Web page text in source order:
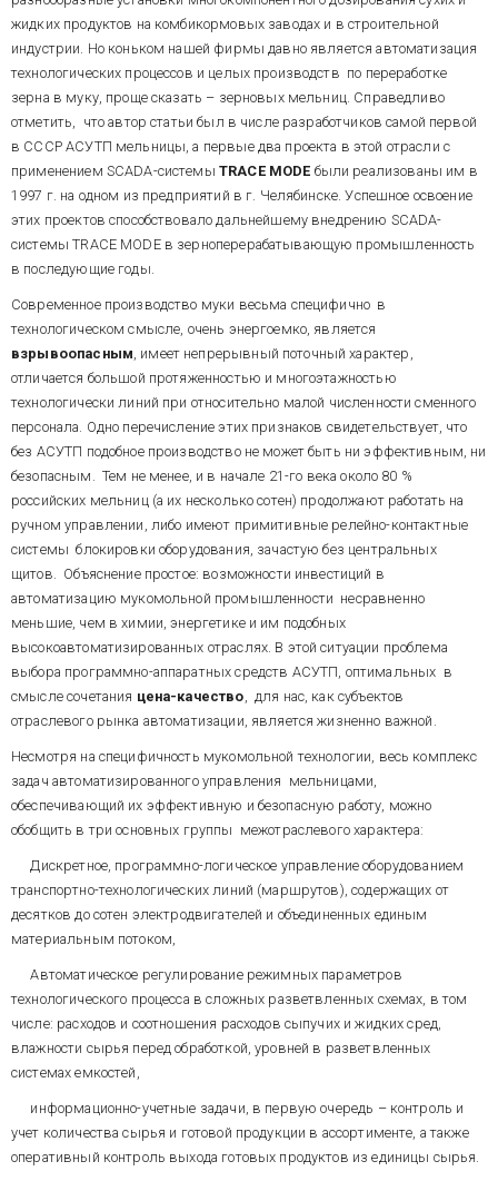
Челябинске. Успешное освоение
этих проектов способствовало
дальнейшему внедрению
SCADA-системы TRACE MODE в
зерноперерабатывающую
промышленность в
последующие годы.
энергетике и им подобных
высокоавтоматизированных
отраслях. В этой ситуации
проблема выбора программно-
оптимальных в смысле
сочетания цена-качество, для
нас, как субъектов отраслевого
рынка автоматизации,
является жизненно важной.
полностью обеспечены
средствами получения
информации и реализации
управления, объекты описаны
достаточно простыми
моделями, а способы
управления, как показала
практика, не требуют жесткого
реального времени
Многократно проведенный
нами функционально-
стоимостной анализ различных
архитектур централизованных
и распределенных АСУТП
мельниц с учетом характера
решаемых задач, а также наша
практика создания и освоения
убедили нас в следующем:
К оптимальными в смысле
минимума системных затрат на
всех стадиях создания и
функционирования АСУТП
мельниц и других объектов
зернопереработки можно
отнести ПТК, построенные на
базе SCADA-системыTRACE
и импортных, TRACE
MODE 5 -совместимых средств,
поставляемыхЗАО ИКОС-
аппаратура ввода-вывода и РС-
контроллеры серий ICPDCS
,
коммуникационное
оборудованиеMOXA,
индустриальные компьютеры.
Совместимость аппаратуры,
поставляемой ЗАО ИКОС, с
пакетом TRACE MODE 5 резко
упрощает и ускоряет процесс
конфигурирования и
программирования ПТК,
обеспечивая высокую степень
адаптируемости системы к
изменениям объекта
управления при разработке,
внедрении и развитии.
SCADA TRACE MODE 5, как
универсальное средство
разработки ПО АСУТП на РС-
совместимых платформах
перечисленных выше задач
управления в одно- и
многоуровневых структурах
при исключительно высокой
надежности функционирования
минимальной поддержке ПО со
стороны разработчика и
пользователя.
TRACE MODE 5 позволяет
создавать превосходные
операторские интерфейсы, с
которыми после 1-3-х дней
имеющие понятия ни о
компьютерах, ни об АСУТП.
Характеризуя
эксплуатационную надежность
ПТК, построенных на этих
программно-аппаратных
средствах, стоит отметить, что
все реализованные нами
проекты работают на
предприятиях глухой
российской глубинки. Там
никогда не было АСУТП. Кроме
редко, КИП до сих пор нет
никаких специальных
подразделений для поддержки
систем. Тем не менее, по
ответственности и опасности
технологии все объекты
относятся к группе
взрывоопасности ВIIа.
Другой характерный пример. В
августе 2004 г. в
кормоцех одной из птицефабрик
Нижегородской области ударил
необходимой грозозащиты не
было. Молния повредила
осветительную сеть, вышли из
строя охранные системы,
нашему изумлению, меньше
всех пострадала АСУТП! Для
приведения ее в чувство после
получасовой диагностики
Для подтверждения принятой
нами концепции, ниже вкратце
описаны три новых проекта
автоматизации мельниц.
нарастания сложности систем.
АСУТПУВЛАЖНЕНИЯ ЗЕРНА
ПЕРЕДПОМОЛОМНА
МЕЛЬНИЦЕ ВГ.ЙОШКАР-ОЛА
жидких продуктов на комбикормовых заводах и в строительной
индустрии. Но коньком нашей фирмы давно является автоматизация
технологических процессов и целых производств по переработке
зерна в муку, проще сказать – зерновых мельниц. Справедливо
отметить, что автор статьи был в числе разработчиков самой первой
в СССР АСУТП мельницы, а первые два проекта в этой отрасли с
применением SCADA-системы TRACE MODE были реализованы им в
1997 г. на одном из предприятий в г. Челябинске. Успешное освоение
этих проектов способствовало дальнейшему внедрению SCADA-
системы TRACE MODE в зерноперерабатывающую промышленность
в последующие годы.
Современное производство муки весьма специфично в
технологическом смысле, очень энергоемко, является
взрывоопасным, имеет непрерывный поточный характер,
отличается большой протяженностью и многоэтажностью
технологически линий при относительно малой численности сменного
персонала. Одно перечисление этих признаков свидетельствует, что
без АСУТП подобное производство не может быть ни эффективным, ни
безопасным. Тем не менее, и в начале 21-го века около 80 %
российских мельниц (а их несколько сотен) продолжают работать на
ручном управлении, либо имеют примитивные релейно-контактные
системы блокировки оборудования, зачастую без центральных
щитов. Объяснение простое: возможности инвестиций в
автоматизацию мукомольной промышленности несравненно
меньшие, чем в химии, энергетике и им подобных
высокоавтоматизированных отраслях. В этой ситуации проблема
выбора программно-аппаратных средств АСУТП, оптимальных в
смысле сочетания цена-качество, для нас, как субъектов
отраслевого рынка автоматизации, является жизненно важной.
Несмотря на специфичность мукомольной технологии, весь комплекс
задач автоматизированного управления мельницами,
обеспечивающий их эффективную и безопасную работу, можно
обобщить в три основных группы межотраслевого характера:
Дискретное, программно-логическое управление оборудованием
транспортно-технологических линий (маршрутов), содержащих от
десятков до сотен электродвигателей и объединенных единым
материальным потоком,
Автоматическое регулирование режимных параметров
технологического процесса в сложных разветвленных схемах, в том
числе: расходов и соотношения расходов сыпучих и жидких сред,
влажности сырья перед обработкой, уровней в разветвленных
системах емкостей,
информационно-учетные задачи, в первую очередь – контроль и
учет количества сырья и готовой продукции в ассортименте, а также
оперативный контроль выхода готовых продуктов из единицы сырья.